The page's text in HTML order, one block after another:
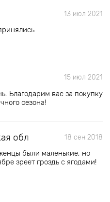
13 июл 2021
15 июл 2021
Благодарим вас за покупку
сезона!
обл 18 сен 2018
были маленькие, но
зреет гроздь с ягодами!